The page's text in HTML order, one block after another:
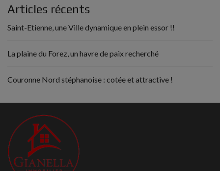
Articles récents
Saint-Etienne, une Ville dynamique en plein essor !!
La plaine du Forez, un havre de paix recherché
Couronne Nord stéphanoise : cotée et attractive !